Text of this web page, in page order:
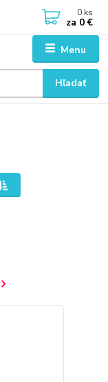
Menu
Hľadať
0 ks
za 0 €